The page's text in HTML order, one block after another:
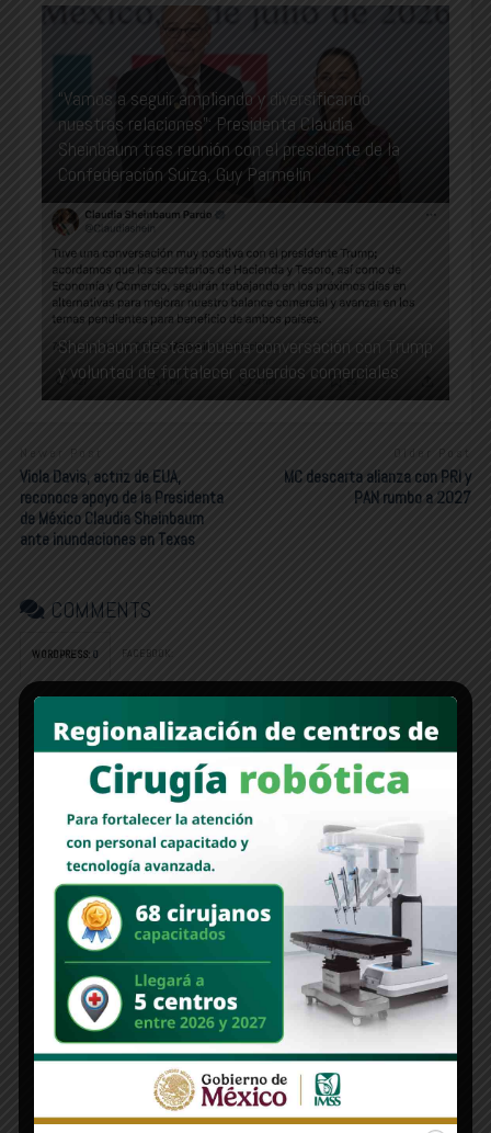
“Vamos a seguir ampliando y diversificando
nuestras relaciones”: Presidenta Claudia
Sheinbaum tras reunión con el presidente de la
Confederación Suiza, Guy Parmelin
Sheinbaum destaca buena conversación con Trump
y voluntad de fortalecer acuerdos comerciales
Newer Post
Viola Davis, actriz de EUA,
reconoce apoyo de la Presidenta
de México Claudia Sheinbaum
ante inundaciones en Texas
Older Post
MC descarta alianza con PRI y
PAN rumbo a 2027
COMMENTS
WORDPRESS: 0 FACEBOOK:
DISQUS:
Deja un comentario
Lo siento, debes estarconectadopara publicar un comentario.
Edición 1312